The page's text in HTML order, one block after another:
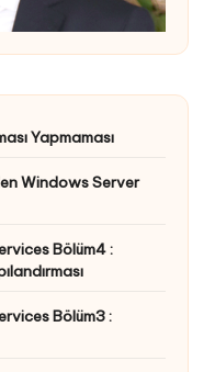
Yapmaması
Windows Server
Bölüm4 :
Bölüm3 :